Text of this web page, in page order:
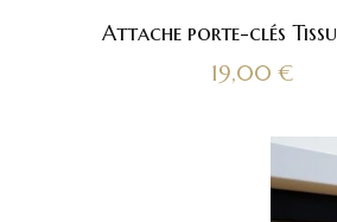
Attache porte-clés
19,00 €